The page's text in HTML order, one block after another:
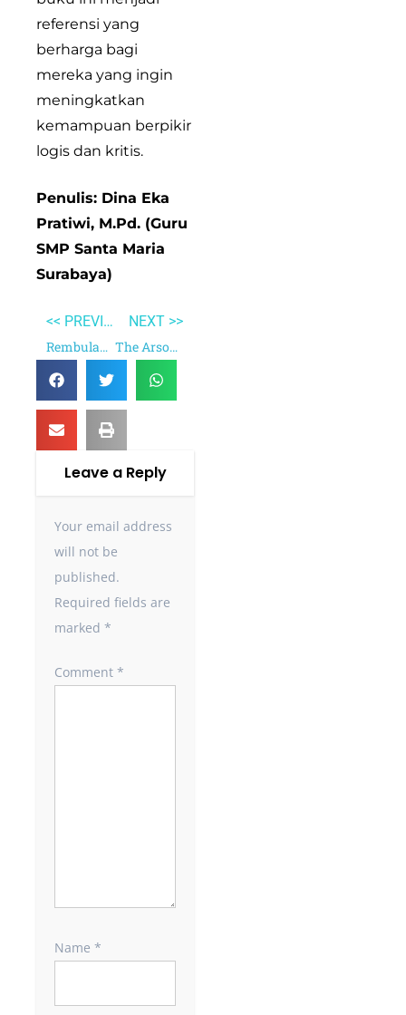
referensi yang
berharga bagi
mereka yang ingin
meningkatkan
kemampuan berpikir
logis dan kritis.
Penulis: Dina Eka
Pratiwi, M.Pd. (Guru
SMP Santa Maria
Surabaya)
<< PREVIOUS
Rembulan Tenggelam di Wajahmu
NEXT >>
The Arson Project
Leave a Reply
Your email address
will not be
published.
Required fields are
marked *
Comment *
Name *